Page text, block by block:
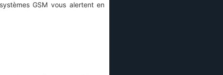
GSM vous alertent en